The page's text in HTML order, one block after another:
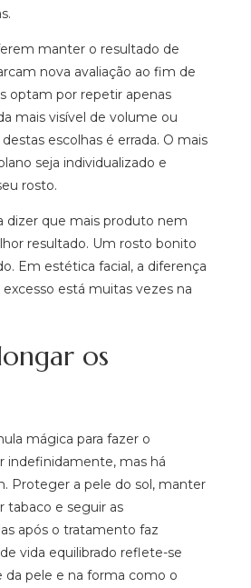
manter o resultado de
nova avaliação ao fim de
optam por repetir apenas
mais visível de volume ou
escolhas é errada. O mais
seja individualizado e
rosto.
dizer que mais produto nem
resultado. Um rosto bonito
Em estética facial, a diferença
está muitas vezes na
os
mágica para fazer o
indefinidamente, mas há
Proteger a pele do sol, manter
tabaco e seguir as
após o tratamento faz
vida equilibrado reflete-se
da pele e na forma como o